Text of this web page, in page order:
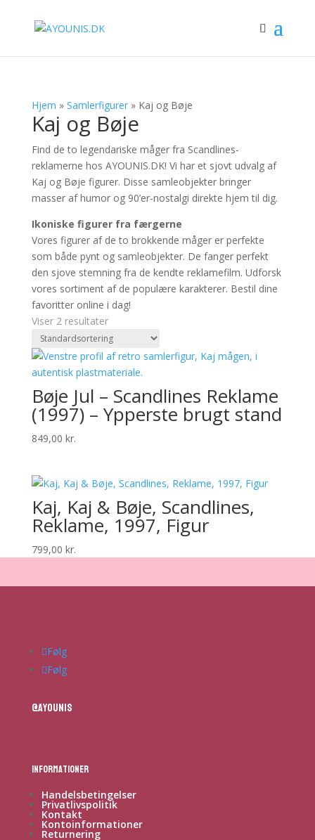
Hjem » Samlerfigurer» Kaj og Bøje
Kaj og Bøje
Find de to legendariske måger fra Scandlines-
reklamerne hos AYOUNIS.DK! Vi har et sjovt udvalg af
Kaj og Bøje figurer. Disse samleobjekter bringer
masser af humor og 90’er-nostalgi direkte hjem til dig.
Ikoniske figurer fra færgerne
Vores figurer af de to brokkende måger er perfekte
som både pynt og samleobjekter. De fanger perfekt
den sjove stemning fra de kendte reklamefilm. Udforsk
vores sortiment af de populære karakterer. Bestil dine
favoritter online i dag!
Viser 2 resultater
Bøje Jul – Scandlines Reklame
(1997) – Ypperste brugt stand
849,00 kr.
Kaj, Kaj & Bøje, Scandlines,
Reklame, 1997, Figur
799,00 kr.
Følg
Følg
@ayounis
Informationer
Handelsbetingelser
Privatlivspolitik
Kontakt
Kontoinformationer
Returnering